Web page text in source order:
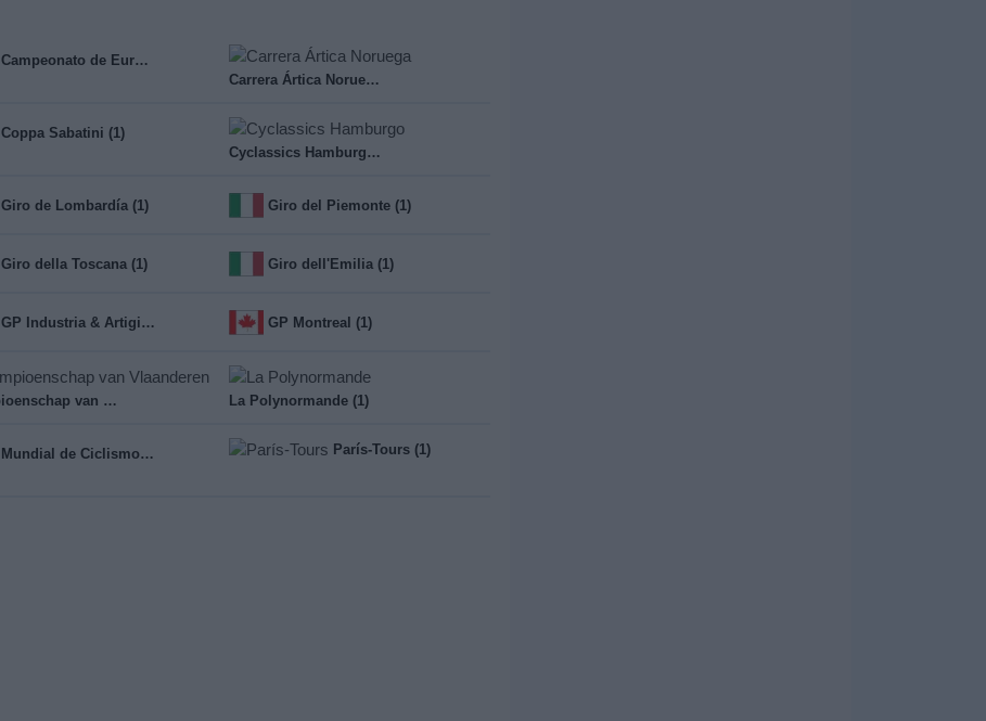
Campeonato de Europa (2)
Carrera Ártica Noruega (4)
Coppa Sabatini (1)
Cyclassics Hamburgo (1)
Giro de Lombardía (1) Giro del Piemonte (1)
Giro della Toscana (1) Giro dell'Emilia (1)
GP Industria & Artigianato (1) GP Montreal (1)
Kampioenschap van Vlaanderen (1)
La Polynormande (1)
Mundial de Ciclismo en Ruta (3) París-Tours (1)